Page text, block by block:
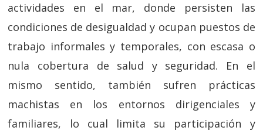
actividades en el mar, donde persisten las
condiciones de desigualdad y ocupan puestos de
trabajo informales y temporales, con escasa o
nula cobertura de salud y seguridad. En el
mismo sentido, también sufren prácticas
machistas en los entornos dirigenciales y
familiares, lo cual limita su participación y